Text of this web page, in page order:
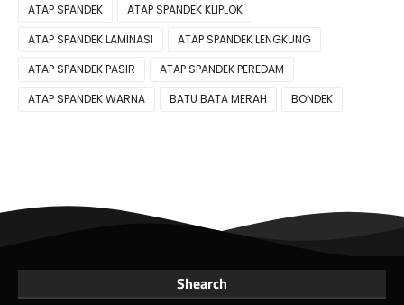
ATAP SPANDEK
ATAP SPANDEK KLIPLOK
ATAP SPANDEK LAMINASI
ATAP SPANDEK LENGKUNG
ATAP SPANDEK PASIR
ATAP SPANDEK PEREDAM
ATAP SPANDEK WARNA
BATU BATA MERAH BONDEK
Shearch